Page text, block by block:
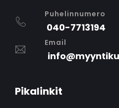
Puhelinnumero
040-7713194
Email
Pikalinkit